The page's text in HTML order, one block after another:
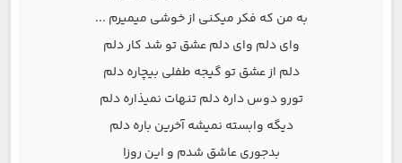
به من که فکر میکنی از خوشی میمیرم ...
وای دلم وای دلم عشق تو شد کار دلم
دلم از عشق تو گیجه طفلی بیچاره دلم
تورو دوس داره دلم تنهات نمیذاره دلم
دیگه وابسته نمیشه آخرین باره دلم
بدجوری عاشق شدم و این روزا